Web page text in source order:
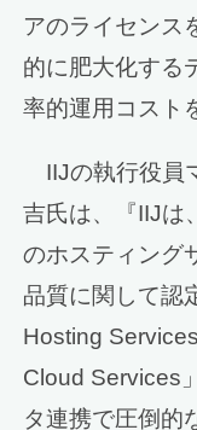
アのライセンス
的に肥大化する
率的運用コスト
IIJの執行役員
吉氏は、『IIJは
のホスティング
品質に関して認
Hosting
Cloud Services
タ連携で圧倒的